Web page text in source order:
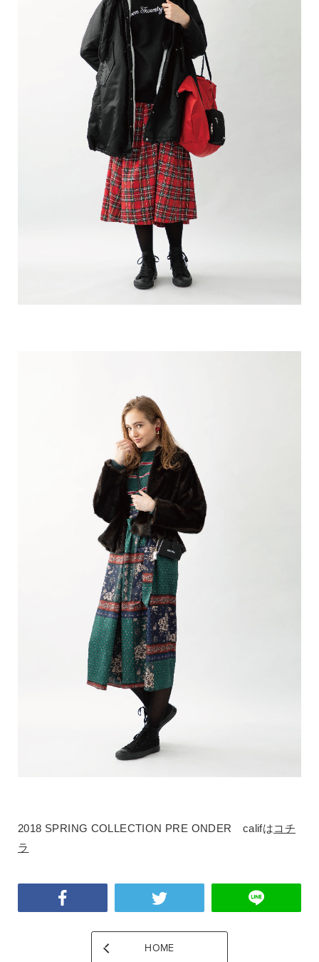
2018 SPRING COLLECTION PRE ONDER califはコチ
ラ
HOME